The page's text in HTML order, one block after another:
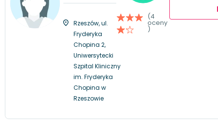
Rzeszów, ul.
Fryderyka
Chopina 2,
Uniwersytecki
Szpital Kliniczny
im. Fryderyka
Chopina w
Rzeszowie
(4
oceny
)